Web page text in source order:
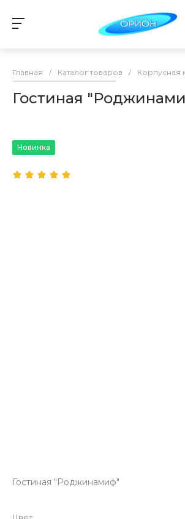
Главная / Каталог товаров / Корпусная
Гостиная
Новинка
Гостиная "Роджинамиф"